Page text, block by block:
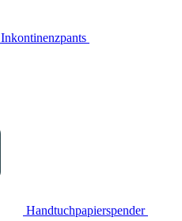
Inkontinenzpants
Handtuchpapierspender